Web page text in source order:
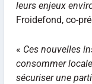
leurs enjeux
Froidefond, co-
« Ces nouvelles
consommer
sécuriser une